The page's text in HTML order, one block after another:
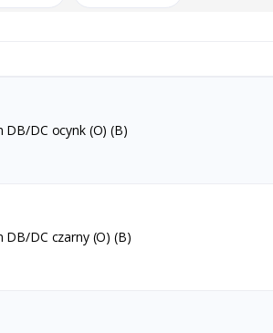
DB/DC ocynk (O) (B)
DB/DC czarny (O) (B)